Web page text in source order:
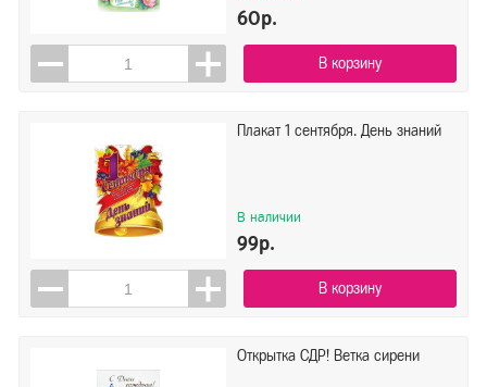
60р.
В корзину
Плакат 1 сентября. День знаний
В наличии
99р.
В корзину
Открытка СДР! Ветка сирени